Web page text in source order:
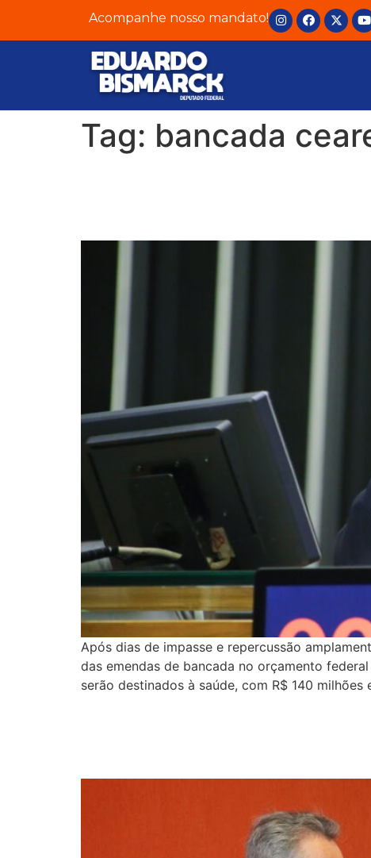
Acompanhe nosso mandato!
Tag: bancada
Após dias de impasse e repercussão
das emendas de bancada no orçamento
serão destinados à saúde, com R$ 140